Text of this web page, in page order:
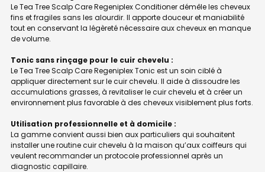
Le Tea Tree Scalp Care Regeniplex Conditioner démêle les cheveux
fins et fragiles sans les alourdir. Il apporte douceur et maniabilité
tout en conservant la légèreté nécessaire aux cheveux en manque
de volume.
Tonic sans rinçage pour le cuir chevelu :
Le Tea Tree Scalp Care Regeniplex Tonic est un soin ciblé à
appliquer directement sur le cuir chevelu. Il aide à dissoudre les
accumulations grasses, à revitaliser le cuir chevelu et à créer un
environnement plus favorable à des cheveux visiblement plus forts.
Utilisation professionnelle et à domicile :
La gamme convient aussi bien aux particuliers qui souhaitent
installer une routine cuir chevelu à la maison qu’aux coiffeurs qui
veulent recommander un protocole professionnel après un
diagnostic capillaire.